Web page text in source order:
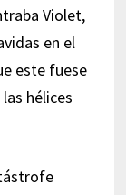
Violet,
en el
este fuese
hélices